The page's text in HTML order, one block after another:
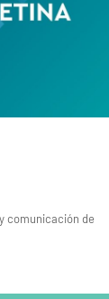
comunicación de